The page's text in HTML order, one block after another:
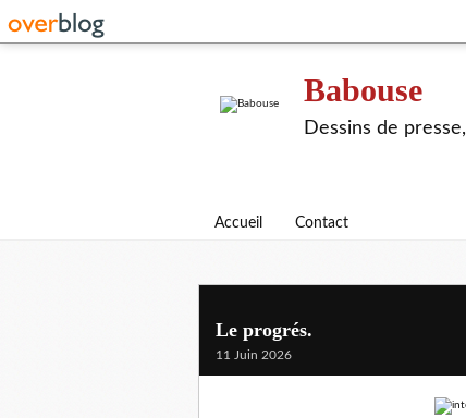
Babouse
Dessins de
Accueil Contact
Le progrés.
11 Juin 2026